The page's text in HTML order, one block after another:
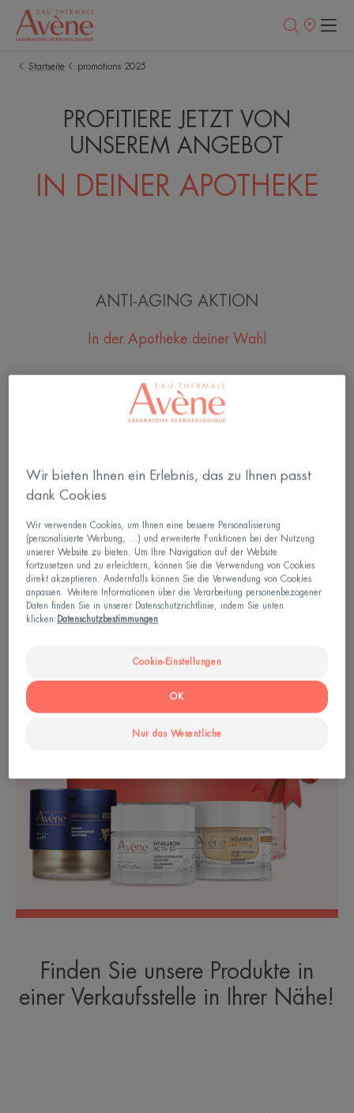
Startseite promotions 2025
PROFITIERE JETZT VON
UNSEREM ANGEBOT
IN DEINER APOTHEKE
ANTI-AGING AKTION
In der Apotheke deiner Wahl
Ihre reinigung in originalgrösse geschenkt*
Finden Sie unsere Produkte in
einer Verkaufsstelle in Ihrer Nähe!
Wir bieten Ihnen ein Erlebnis, das zu Ihnen passt
dank Cookies
Wir verwenden Cookies, um Ihnen eine bessere Personalisierung
(personalisierte Werbung, ...) und erweiterte Funktionen bei der Nutzung
unserer Website zu bieten. Um Ihre Navigation auf der Website
fortzusetzen und zu erleichtern, können Sie die Verwendung von Cookies
direkt akzeptieren. Andernfalls können Sie die Verwendung von Cookies
anpassen. Weitere Informationen über die Verarbeitung personenbezogener
Daten finden Sie in unserer Datenschutzrichtlinie, indem Sie unten
klicken: Datenschutzbestimmungen
Cookie-Einstellungen
Nur das Wesentliche
OK